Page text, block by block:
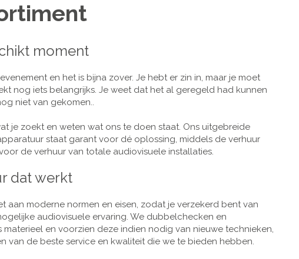
moment
en het is bijna zover. Je hebt er zin in, maar je moet
nog iets belangrijks. Je weet dat het al geregeld had kunnen
niet van gekomen..
je zoekt en weten wat ons te doen staat. Ons uitgebreide
staat garant voor dé oplossing, middels de verhuur
de verhuur van totale audiovisuele installaties.
dat werkt
aan moderne normen en eisen, zodat je verzekerd bent van
audiovisuele ervaring. We dubbelchecken en
en voorzien deze indien nodig van nieuwe technieken,
van de beste service en kwaliteit die we te bieden hebben.